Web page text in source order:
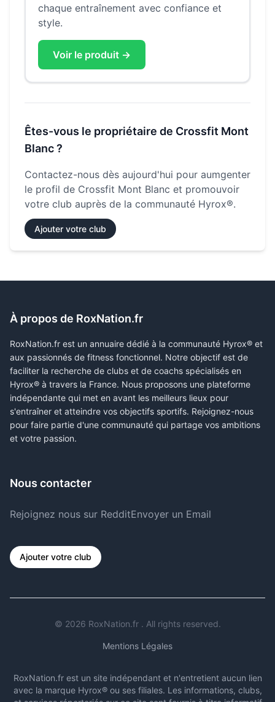
chaque entraînement avec confiance et
style.
Voir le produit →
Êtes-vous le propriétaire de Crossfit Mont
Blanc?
Contactez-nous dès aujourd'hui pour aumgenter
le profil de Crossfit Mont Blanc et promouvoir
votre club auprès de la communauté Hyrox®.
Ajouter votre club
À propos de RoxNation.fr
RoxNation.fr est un annuaire dédié à la communauté Hyrox® et
aux passionnés de fitness fonctionnel. Notre objectif est de
faciliter la recherche de clubs et de coachs spécialisés en
Hyrox® à travers la France. Nous proposons une plateforme
indépendante qui met en avant les meilleurs lieux pour
s'entraîner et atteindre vos objectifs sportifs. Rejoignez-nous
pour faire partie d'une communauté qui partage vos ambitions
et votre passion.
Nous contacter
Rejoignez nous sur RedditEnvoyer un Email
Ajouter votre club
© 2026 RoxNation.fr . All rights reserved.
Mentions Légales
RoxNation.fr est un site indépendant et n'entretient aucun lien
avec la marque Hyrox® ou ses filiales. Les informations, clubs,